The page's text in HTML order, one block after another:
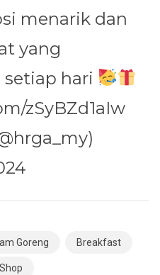
menarik dan
yang
hari
zSyBZd1aIw
Goreng Breakfast